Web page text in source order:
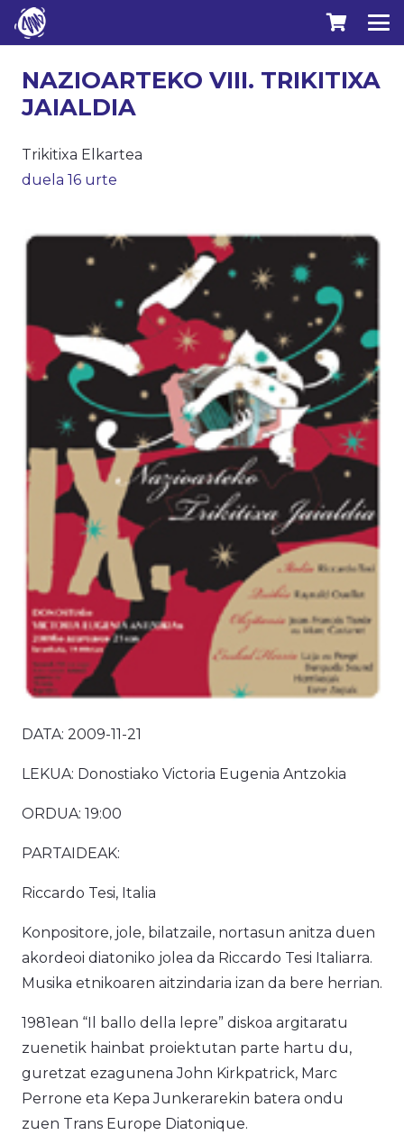
NAZIOARTEKO VIII. TRIKITIXA
JAIALDIA
Trikitixa Elkartea
duela 16 urte
DATA: 2009-11-21
LEKUA: Donostiako Victoria Eugenia Antzokia
ORDUA: 19:00
PARTAIDEAK:
Riccardo Tesi, Italia
Konpositore, jole, bilatzaile, nortasun anitza duen
akordeoi diatoniko jolea da Riccardo Tesi Italiarra.
Musika etnikoaren aitzindaria izan da bere herrian.
1981ean “Il ballo della lepre” diskoa argitaratu
zuenetik hainbat proiektutan parte hartu du,
guretzat ezagunena John Kirkpatrick, Marc
Perrone eta Kepa Junkerarekin batera ondu
zuen Trans Europe Diatonique.